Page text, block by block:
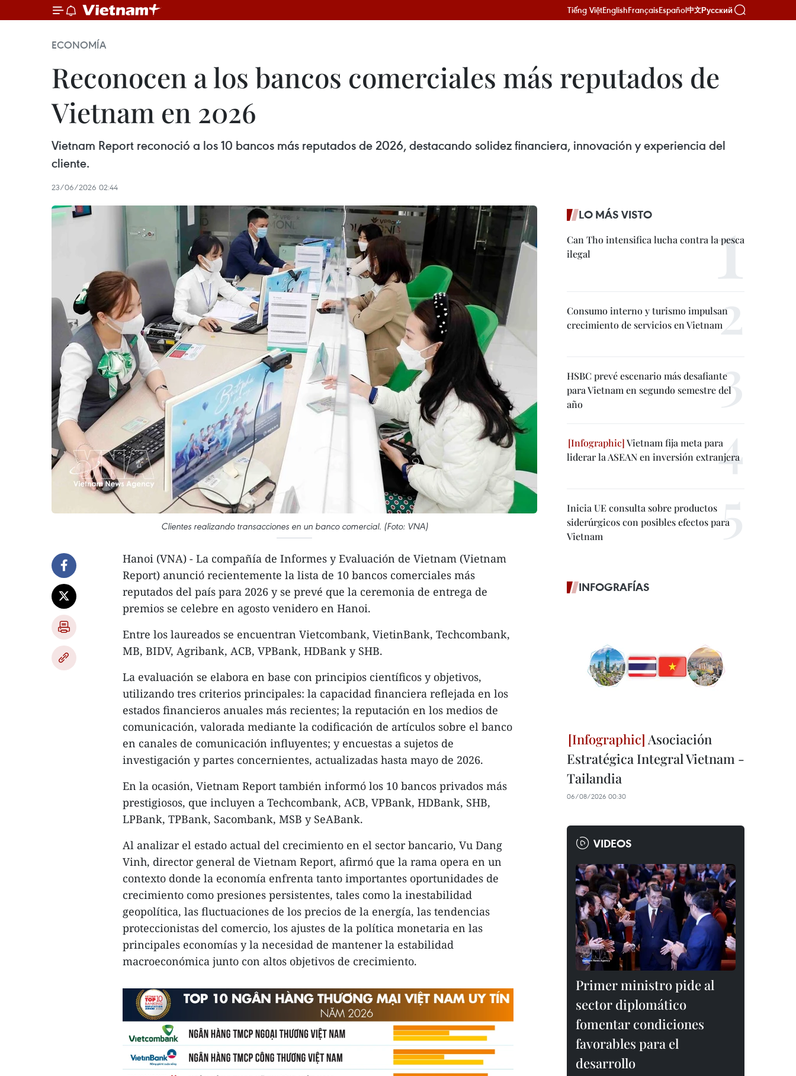
Tiếng ViệtEnglishFrançaisEspañol中文Русский
ECONOMÍA
Reconocen a los bancos comerciales más reputados de
Vietnam en 2026
Vietnam Report reconoció a los 10 bancos más reputados de 2026, destacando solidez financiera, innovación y experiencia del
cliente.
23/06/2026 02:44
Clientes realizando transacciones en un banco comercial. (Foto: VNA)
Hanoi (VNA) - La compañía de Informes y Evaluación de Vietnam (Vietnam
Report) anunció recientemente la lista de 10 bancos comerciales más
reputados del país para 2026 y se prevé que la ceremonia de entrega de
premios se celebre en agosto venidero en Hanoi.
Entre los laureados se encuentran Vietcombank, VietinBank, Techcombank,
MB, BIDV, Agribank, ACB, VPBank, HDBank y SHB.
La evaluación se elabora en base con principios científicos y objetivos,
utilizando tres criterios principales: la capacidad financiera reflejada en los
estados financieros anuales más recientes; la reputación en los medios de
comunicación, valorada mediante la codificación de artículos sobre el banco
en canales de comunicación influyentes; y encuestas a sujetos de
investigación y partes concernientes, actualizadas hasta mayo de 2026.
En la ocasión, Vietnam Report también informó los 10 bancos privados más
prestigiosos, que incluyen a Techcombank, ACB, VPBank, HDBank, SHB,
LPBank, TPBank, Sacombank, MSB y SeABank.
Al analizar el estado actual del crecimiento en el sector bancario, Vu Dang
Vinh, director general de Vietnam Report, afirmó que la rama opera en un
contexto donde la economía enfrenta tanto importantes oportunidades de
crecimiento como presiones persistentes, tales como la inestabilidad
geopolítica, las fluctuaciones de los precios de la energía, las tendencias
proteccionistas del comercio, los ajustes de la política monetaria en las
principales economías y la necesidad de mantener la estabilidad
macroeconómica junto con altos objetivos de crecimiento.
LO MÁS VISTO
Can Tho intensifica lucha contra la pesca
ilegal
Consumo interno y turismo impulsan
crecimiento de servicios en Vietnam
HSBC prevé escenario más desafiante
para Vietnam en segundo semestre del
año
Vietnam fija meta para
liderar la ASEAN en inversión extranjera
Inicia UE consulta sobre productos
siderúrgicos con posibles efectos para
Vietnam
INFOGRAFÍAS
Asociación
Estratégica Integral Vietnam -
Tailandia
06/08/2026 00:30
VIDEOS
Primer ministro pide al
sector diplomático
fomentar condiciones
favorables para el
desarrollo